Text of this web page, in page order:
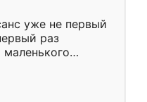
уже не первый
раз
маленького
,во второй раз
очень
быстрая,